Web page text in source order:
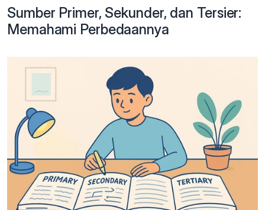
Sumber Primer, Sekunder, dan Tersier:
Memahami Perbedaannya